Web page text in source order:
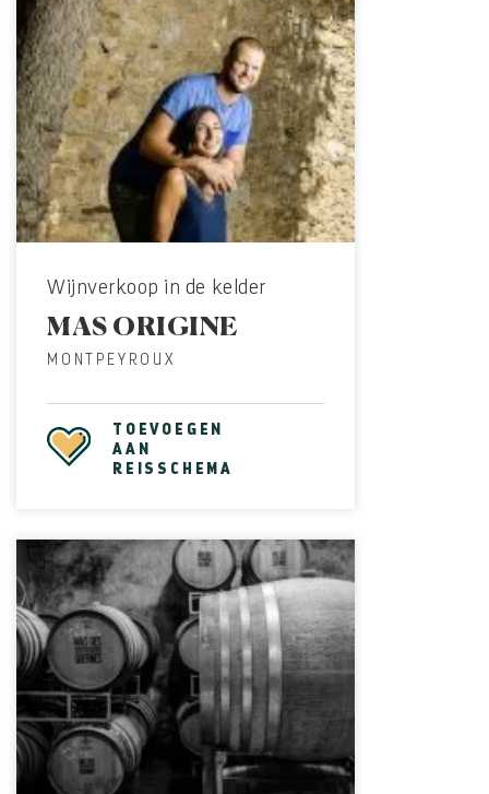
Wijnverkoop in de kelder
MAS ORIGINE
MONTPEYROUX
TOEVOEGEN
AAN
REISSCHEMA